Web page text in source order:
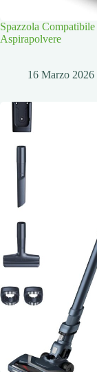
Spazzola
Aspirapolvere
16 Marzo 2026